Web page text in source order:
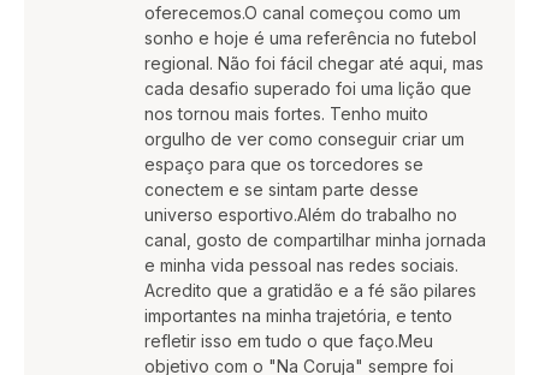
oferecemos.O canal começou como um
sonho e hoje é uma referência no futebol
regional. Não foi fácil chegar até aqui, mas
cada desafio superado foi uma lição que
nos tornou mais fortes. Tenho muito
orgulho de ver como conseguir criar um
espaço para que os torcedores se
conectem e se sintam parte desse
universo esportivo.Além do trabalho no
canal, gosto de compartilhar minha jornada
e minha vida pessoal nas redes sociais.
Acredito que a gratidão e a fé são pilares
importantes na minha trajetória, e tento
refletir isso em tudo o que faço.Meu
objetivo com o "Na Coruja" sempre foi